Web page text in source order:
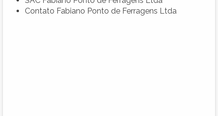
Contato Fabiano Ponto de Ferragens Ltda